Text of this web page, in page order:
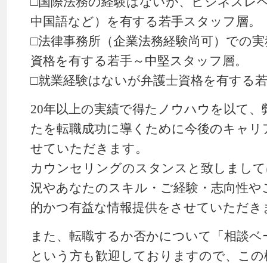
中国語など）を有する若手スタッフ層。
□法律事務所（企業法務経験尚可）での
資格を有する若手～中堅スタッフ層。
□就業経験はないが弁護士資格を有する
20年以上の実績で得たノウハウを以て
たを転職成功に導くために今後のキャ
せていただきます。
カウンセリングのスタンスと致しまし
況やあなたのスキル・ご経験・志向性や
的かつ有益な情報提供をさせていただき
また、転職するか否かについて「相談
という方も歓迎しておりますので、こ